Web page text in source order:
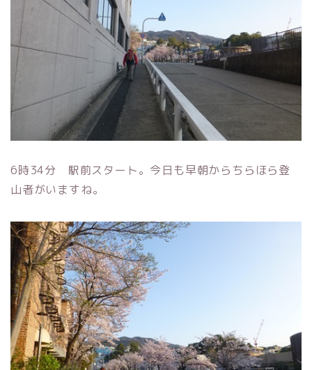
6時34分 駅前スタート。今日も早朝からちらほら登
山者がいますね。